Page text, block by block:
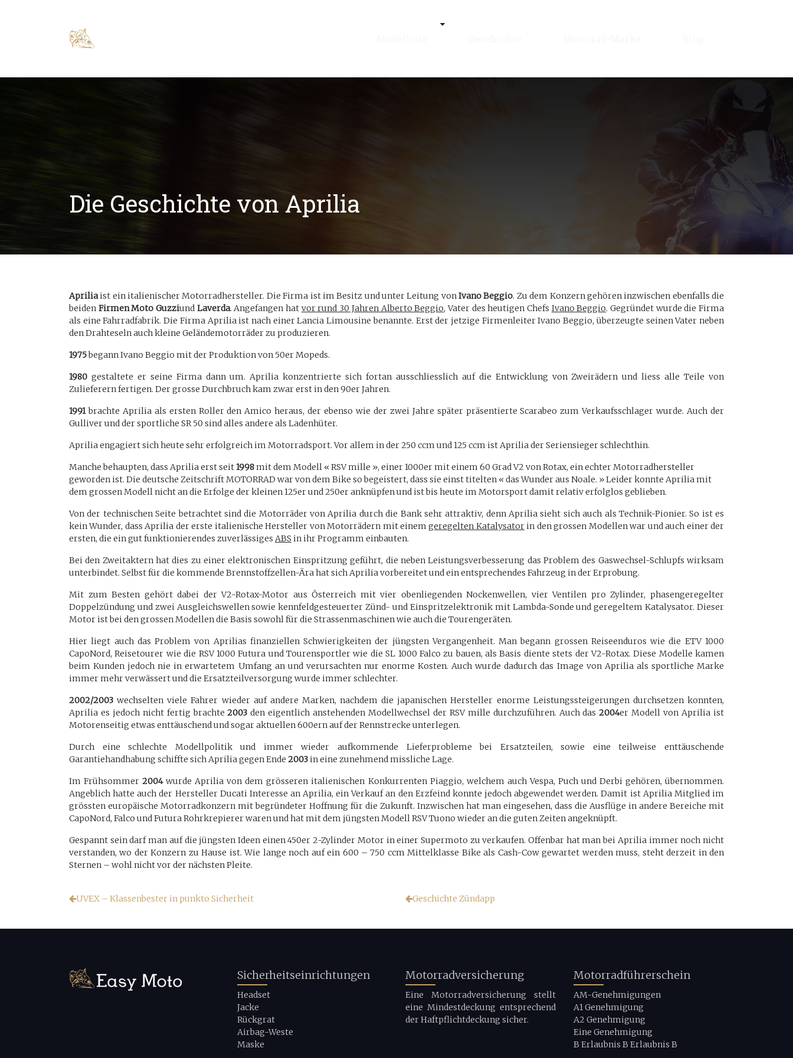
Die Geschichte von Aprilia
Apriliaist ein italienischer Motorradhersteller. Die Firma ist im Besitz und unter Leitung vonIvano Beggio. Zu dem Konzern gehören inzwischen ebenfalls die
beiden Firmen Moto Guzziund Laverda. Angefangen hat vor rund 30 Jahren Alberto Beggio, Vater des heutigen Chefs Ivano Beggio. Gegründet wurde die Firma
als eine Fahrradfabrik. Die Firma Aprilia ist nach einer Lancia Limousine benannte. Erst der jetzige Firmenleiter Ivano Beggio, überzeugte seinen Vater neben
den Drahteseln auch kleine Geländemotorräder zu produzieren.
1975begann Ivano Beggio mit der Produktion von 50er Mopeds.
1980 gestaltete er seine Firma dann um. Aprilia konzentrierte sich fortan ausschliesslich auf die Entwicklung von Zweirädern und liess alle Teile von
Zulieferern fertigen. Der grosse Durchbruch kam zwar erst in den 90er Jahren.
1991brachte Aprilia als ersten Roller den Amico heraus, der ebenso wie der zwei Jahre später präsentierte Scarabeo zum Verkaufsschlager wurde. Auch der
Gulliver und der sportliche SR 50 sind alles andere als Ladenhüter.
Aprilia engagiert sich heute sehr erfolgreich im Motorradsport. Vor allem in der 250 ccm und 125 ccm ist Aprilia der Seriensieger schlechthin.
Manche behaupten, dass Aprilia erst seit1998mit dem Modell « RSV mille », einer 1000er mit einem 60 Grad V2 von Rotax, ein echter Motorradhersteller
geworden ist. Die deutsche Zeitschrift MOTORRAD war von dem Bike so begeistert, dass sie einst titelten « das Wunder aus Noale. » Leider konnte Aprilia mit
dem grossen Modell nicht an die Erfolge der kleinen 125er und 250er anknüpfen und ist bis heute im Motorsport damit relativ erfolglos geblieben.
Von der technischen Seite betrachtet sind die Motorräder von Aprilia durch die Bank sehr attraktiv, denn Aprilia sieht sich auch als Technik-Pionier. So ist es
kein Wunder, dass Aprilia der erste italienische Hersteller von Motorrädern mit einemgeregelten Katalysatorin den grossen Modellen war und auch einer der
ersten, die ein gut funktionierendes zuverlässiges ABS in ihr Programm einbauten.
Bei den Zweitaktern hat dies zu einer elektronischen Einspritzung geführt, die neben Leistungsverbesserung das Problem des Gaswechsel-Schlupfs wirksam
unterbindet. Selbst für die kommende Brennstoffzellen-Ära hat sich Aprilia vorbereitet und ein entsprechendes Fahrzeug in der Erprobung.
Mit zum Besten gehört dabei der V2-Rotax-Motor aus Österreich mit vier obenliegenden Nockenwellen, vier Ventilen pro Zylinder, phasengeregelter
Doppelzündung und zwei Ausgleichswellen sowie kennfeldgesteuerter Zünd- und Einspritzelektronik mit Lambda-Sonde und geregeltem Katalysator. Dieser
Motor ist bei den grossen Modellen die Basis sowohl für die Strassenmaschinen wie auch die Tourengeräten.
Hier liegt auch das Problem von Aprilias finanziellen Schwierigkeiten der jüngsten Vergangenheit. Man begann grossen Reiseenduros wie die ETV 1000
CapoNord, Reisetourer wie die RSV 1000 Futura und Tourensportler wie die SL 1000 Falco zu bauen, als Basis diente stets der V2-Rotax. Diese Modelle kamen
beim Kunden jedoch nie in erwartetem Umfang an und verursachten nur enorme Kosten. Auch wurde dadurch das Image von Aprilia als sportliche Marke
immer mehr verwässert und die Ersatzteilversorgung wurde immer schlechter.
2002/2003 wechselten viele Fahrer wieder auf andere Marken, nachdem die japanischen Hersteller enorme Leistungssteigerungen durchsetzen konnten,
Aprilia es jedoch nicht fertig brachte2003 den eigentlich anstehenden Modellwechsel der RSV mille durchzuführen. Auch das2004er Modell von Aprilia ist
Motorenseitig etwas enttäuschend und sogar aktuellen 600ern auf der Rennstrecke unterlegen.
Durch eine schlechte Modellpolitik und immer wieder aufkommende Lieferprobleme bei Ersatzteilen, sowie eine teilweise enttäuschende
Garantiehandhabung schiffte sich Aprilia gegen Ende 2003 in eine zunehmend missliche Lage.
Im Frühsommer2004wurde Aprilia von dem grösseren italienischen Konkurrenten Piaggio, welchem auch Vespa, Puch und Derbi gehören, übernommen.
Angeblich hatte auch der Hersteller Ducati Interesse an Aprilia, ein Verkauf an den Erzfeind konnte jedoch abgewendet werden. Damit ist Aprilia Mitglied im
grössten europäische Motorradkonzern mit begründeter Hoffnung für die Zukunft. Inzwischen hat man eingesehen, dass die Ausflüge in andere Bereiche mit
CapoNord, Falco und Futura Rohrkrepierer waren und hat mit dem jüngsten Modell RSV Tuono wieder an die guten Zeiten angeknüpft.
Gespannt sein darf man auf die jüngsten Ideen einen 450er 2-Zylinder Motor in einer Supermoto zu verkaufen. Offenbar hat man bei Aprilia immer noch nicht
verstanden, wo der Konzern zu Hause ist. Wie lange noch auf ein 600 – 750 ccm Mittelklasse Bike als Cash-Cow gewartet werden muss, steht derzeit in den
Sternen – wohl nicht vor der nächsten Pleite.
UVEX – Klassenbester in punkto Sicherheit Geschichte Zündapp
Sicherheitseinrichtungen
Headset
Jacke
Rückgrat
Airbag-Weste
Maske
Motorradversicherung
Eine Motorradversicherung stellt
eine Mindestdeckung entsprechend
der Haftpflichtdeckung sicher.
Motorradführerschein
AM-Genehmigungen
A1 Genehmigung
A2 Genehmigung
Eine Genehmigung
B Erlaubnis B Erlaubnis B